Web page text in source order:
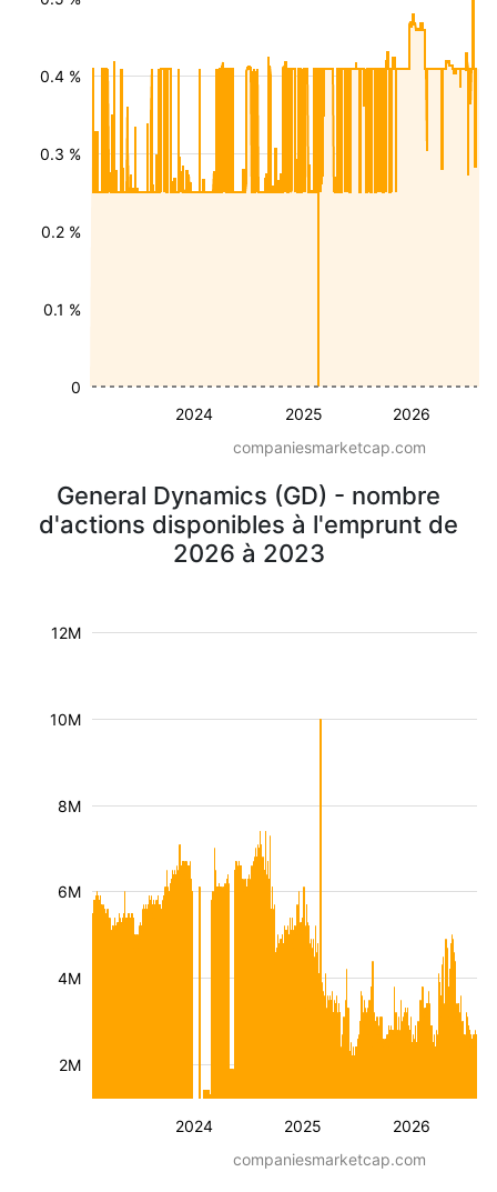
2024 2025 2026
0.1 %
0.2 %
0.3 %
0.4 %
0
companiesmarketcap.com
General Dynamics (GD) - nombre
d'actions disponibles à l'emprunt de
2026 à 2023
2024 2025 2026
2M
4M
6M
8M
10M
12M
companiesmarketcap.com